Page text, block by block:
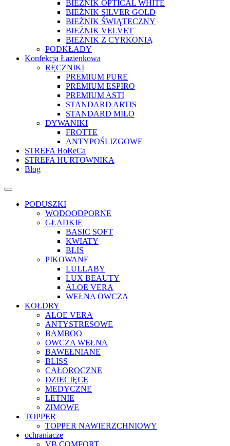
BIEŻNIK OPTICAL WHITE
BIEŻNIK SILVER GOLD
BIEŻNIK ŚWIĄTECZNY
BIEŻNIK VELVET
BIEŻNIK Z CYRKONIĄ
PODKŁADY
Konfekcja Łazienkowa
RĘCZNIKI
PREMIUM PURE
PREMIUM ESPIRO
PREMIUM ASTI
STANDARD ARTIS
STANDARD MILO
DYWANIKI
FROTTE
ANTYPOŚLIZGOWE
STREFA HoReCa
STREFA HURTOWNIKA
Blog
PODUSZKI
WODOODPORNE
GŁADKIE
BASIC SOFT
KWIATY
BLIS
PIKOWANE
LULLABY
LUX BEAUTY
ALOE VERA
WEŁNA OWCZA
KOŁDRY
ALOE VERA
ANTYSTRESOWE
BAMBOO
OWCZA WEŁNA
BAWEŁNIANE
BLISS
CAŁOROCZNE
DZIECIĘCE
MEDYCZNE
LETNIE
ZIMOWE
TOPPER
TOPPER NAWIERZCHNIOWY
ochraniacze
VB COMFORT